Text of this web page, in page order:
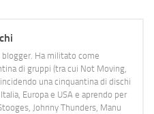
Ha militato come
di gruppi (tra cui Not Moving,
una cinquantina di dischi
Europa e USA e aprendo per
Johnny Thunders, Manu